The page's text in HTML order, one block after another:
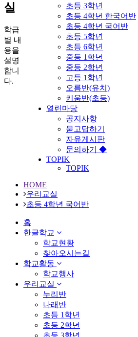
초등 3학년
초등 4학년 한국어반
초등 4학년 국어반
초등 5학년
초등 6학년
중등 1학년
중등 2학년
고등 1학년
오름반(유치)
키움반(초등)
열린마당
공지사항
묻고답하기
자유게시판
문의하기 ◆
TOPIK
TOPIK
실
학급
별 내
용을
설명
합니
다.
HOME
우리교실
초등 4학년 국어반
홈
한글학교
학교현황
찾아오시는길
학교활동
학교행사
우리교실
누리반
나래반
초등 1학년
초등 2학년
초등 3학년